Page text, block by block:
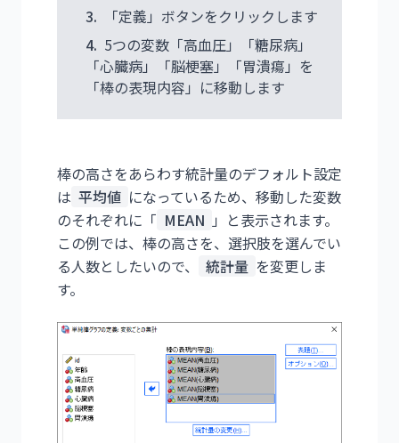
3.
「定義」ボタンをクリックします
4. 5つの変数「高血圧」「糖尿病」
「心臓病」「脳梗塞」「胃潰瘍」を
「棒の表現内容」に移動します
棒の高さをあらわす統計量のデフォルト設定
は 平均値 になっているため、移動した変数
のそれぞれに「 MEAN 」と表示されます。
この例では、棒の高さを、選択肢を選んでい
る人数としたいので、
統計量 を変更しま
す。